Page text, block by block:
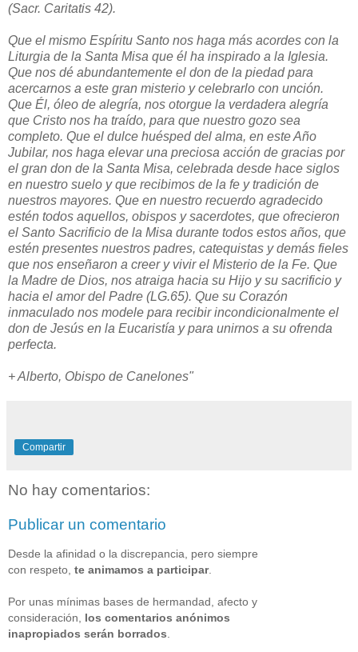
(Sacr. Caritatis 42).
Que el mismo Espíritu Santo nos haga más acordes con la
Liturgia de la Santa Misa que él ha inspirado a la Iglesia.
Que nos dé abundantemente el don de la piedad para
acercarnos a este gran misterio y celebrarlo con unción.
Que Él, óleo de alegría, nos otorgue la verdadera alegría
que Cristo nos ha traído, para que nuestro gozo sea
completo. Que el dulce huésped del alma, en este Año
Jubilar, nos haga elevar una preciosa acción de gracias por
el gran don de la Santa Misa, celebrada desde hace siglos
en nuestro suelo y que recibimos de la fe y tradición de
nuestros mayores. Que en nuestro recuerdo agradecido
estén todos aquellos, obispos y sacerdotes, que ofrecieron
el Santo Sacrificio de la Misa durante todos estos años, que
estén presentes nuestros padres, catequistas y demás fieles
que nos enseñaron a creer y vivir el Misterio de la Fe. Que
la Madre de Dios, nos atraiga hacia su Hijo y su sacrificio y
hacia el amor del Padre (LG.65). Que su Corazón
inmaculado nos modele para recibir incondicionalmente el
don de Jesús en la Eucaristía y para unirnos a su ofrenda
perfecta.
+ Alberto, Obispo de Canelones"
Compartir
No hay comentarios:
Publicar un comentario
Desde la afinidad o la discrepancia, pero siempre
con respeto, te animamos a participar.
Por unas mínimas bases de hermandad, afecto y
consideración, los comentarios anónimos
inapropiados serán borrados